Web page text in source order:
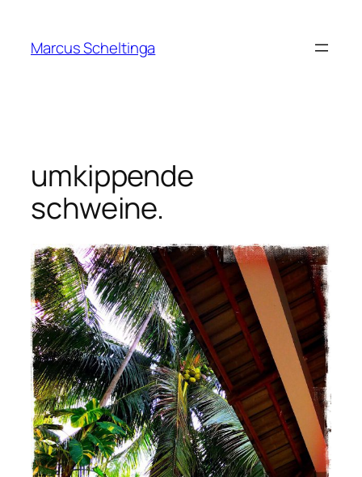
springen
Marcus Scheltinga
umkippende
schweine.